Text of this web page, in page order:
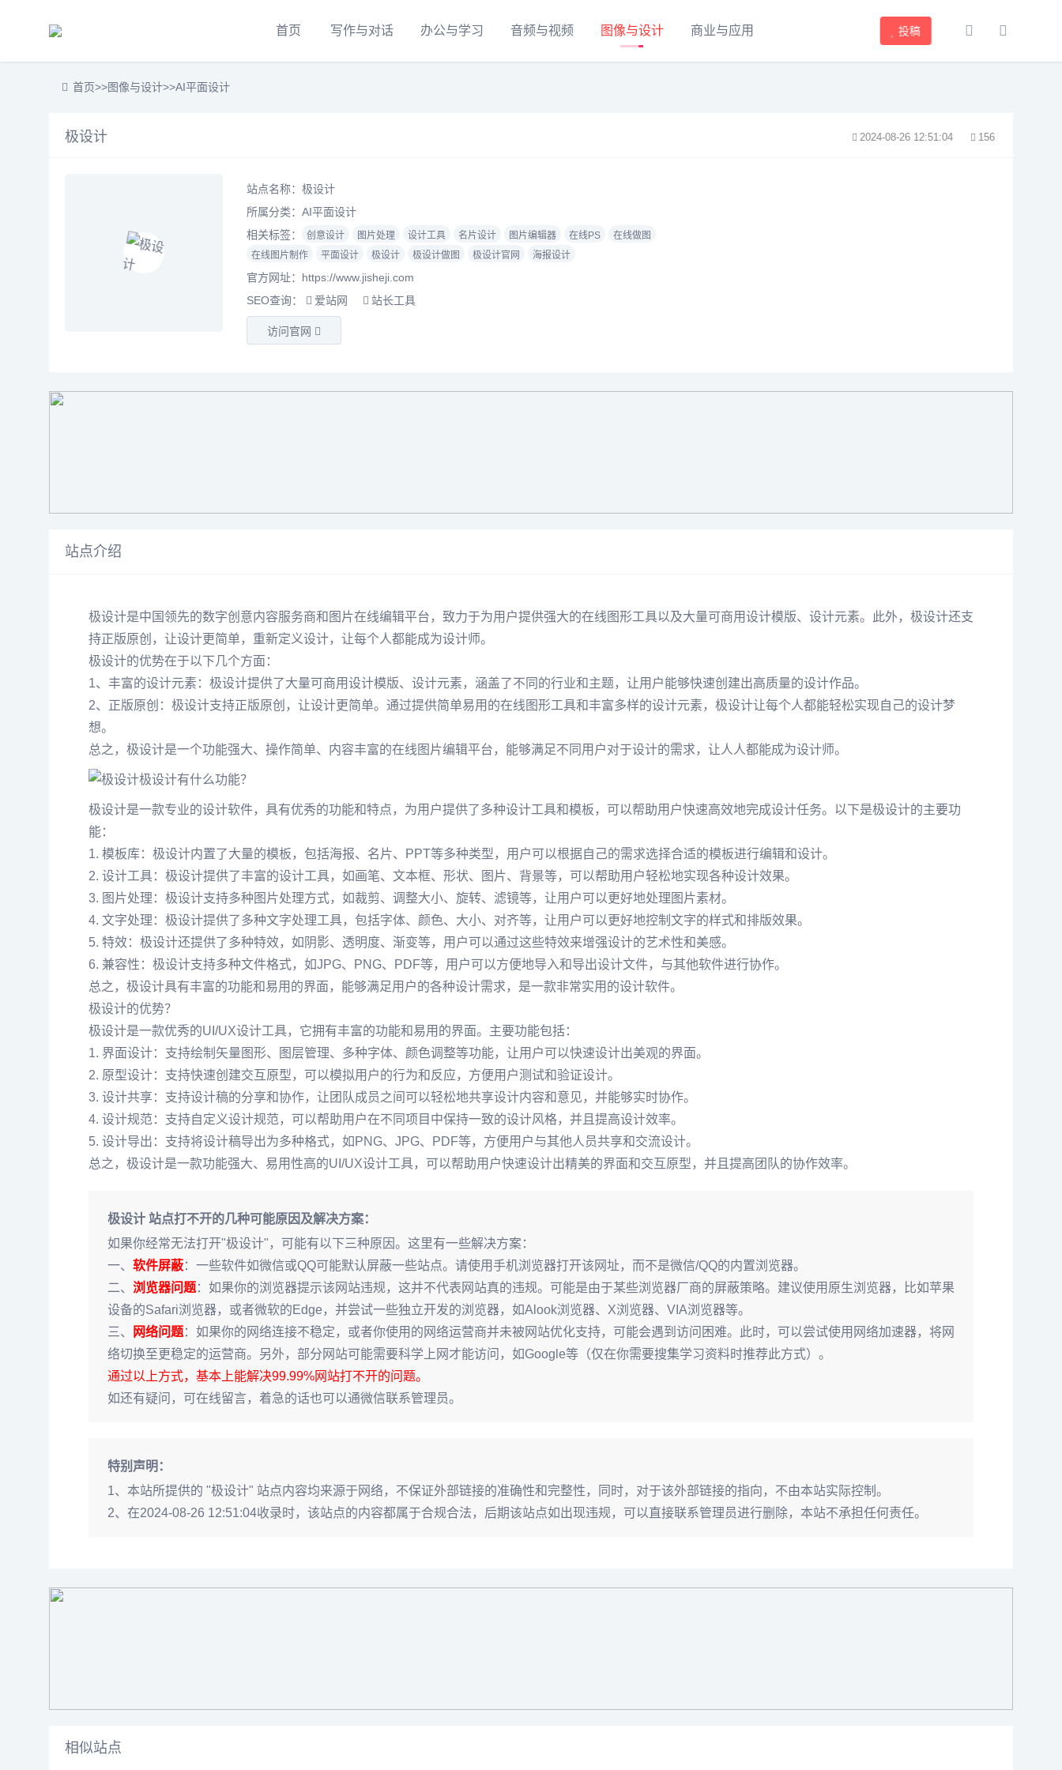
首页 写作与对话 办公与学习 音频与视频 图像与设计 商业与应用 投稿
首页>>图像与设计>>AI平面设计
极设计 2024-08-26 12:51:04 156
站点名称：极设计
所属分类： AI平面设计
相关标签：
创意设计 图片处理 设计工具 名片设计 图片编辑器 在线PS
在线做图
在线图片制作
平面设计 极设计 极设计做图 极设计官网 海报设计
官方网址：https://www.jisheji.com
SEO查询：
爱站网 站长工具
访问官网
站点介绍
极设计是中国领先的数字创意内容服务商和图片在线编辑平台，致力于为用户提供强大的在线图形工具以及大量可商用设计模版、设计元素。此外，极设计还支
持正版原创，让设计更简单，重新定义设计，让每个人都能成为设计师。
极设计的优势在于以下几个方面：
1、丰富的设计元素：极设计提供了大量可商用设计模版、设计元素，涵盖了不同的行业和主题，让用户能够快速创建出高质量的设计作品。
2、正版原创：极设计支持正版原创，让设计更简单。通过提供简单易用的在线图形工具和丰富多样的设计元素，极设计让每个人都能轻松实现自己的设计梦
想。
总之，极设计是一个功能强大、操作简单、内容丰富的在线图片编辑平台，能够满足不同用户对于设计的需求，让人人都能成为设计师。
极设计有什么功能？
极设计是一款专业的设计软件，具有优秀的功能和特点，为用户提供了多种设计工具和模板，可以帮助用户快速高效地完成设计任务。以下是极设计的主要功
能：
1. 模板库：极设计内置了大量的模板，包括海报、名片、PPT等多种类型，用户可以根据自己的需求选择合适的模板进行编辑和设计。
2. 设计工具：极设计提供了丰富的设计工具，如画笔、文本框、形状、图片、背景等，可以帮助用户轻松地实现各种设计效果。
3. 图片处理：极设计支持多种图片处理方式，如裁剪、调整大小、旋转、滤镜等，让用户可以更好地处理图片素材。
4. 文字处理：极设计提供了多种文字处理工具，包括字体、颜色、大小、对齐等，让用户可以更好地控制文字的样式和排版效果。
5. 特效：极设计还提供了多种特效，如阴影、透明度、渐变等，用户可以通过这些特效来增强设计的艺术性和美感。
6. 兼容性：极设计支持多种文件格式，如JPG、PNG、PDF等，用户可以方便地导入和导出设计文件，与其他软件进行协作。
总之，极设计具有丰富的功能和易用的界面，能够满足用户的各种设计需求，是一款非常实用的设计软件。
极设计的优势？
极设计是一款优秀的UI/UX设计工具，它拥有丰富的功能和易用的界面。主要功能包括：
1. 界面设计：支持绘制矢量图形、图层管理、多种字体、颜色调整等功能，让用户可以快速设计出美观的界面。
2. 原型设计：支持快速创建交互原型，可以模拟用户的行为和反应，方便用户测试和验证设计。
3. 设计共享：支持设计稿的分享和协作，让团队成员之间可以轻松地共享设计内容和意见，并能够实时协作。
4. 设计规范：支持自定义设计规范，可以帮助用户在不同项目中保持一致的设计风格，并且提高设计效率。
5. 设计导出：支持将设计稿导出为多种格式，如PNG、JPG、PDF等，方便用户与其他人员共享和交流设计。
总之，极设计是一款功能强大、易用性高的UI/UX设计工具，可以帮助用户快速设计出精美的界面和交互原型，并且提高团队的协作效率。
极设计 站点打不开的几种可能原因及解决方案：
如果你经常无法打开"极设计"，可能有以下三种原因。这里有一些解决方案：
一、 软件屏蔽：一些软件如微信或QQ可能默认屏蔽一些站点。请使用手机浏览器打开该网址，而不是微信/QQ的内置浏览器。
二、 浏览器问题：如果你的浏览器提示该网站违规，这并不代表网站真的违规。可能是由于某些浏览器厂商的屏蔽策略。建议使用原生浏览器，比如苹果
设备的Safari浏览器，或者微软的Edge，并尝试一些独立开发的浏览器，如Alook浏览器、X浏览器、VIA浏览器等。
三、
网络问题：如果你的网络连接不稳定，或者你使用的网络运营商并未被网站优化支持，可能会遇到访问困难。此时，可以尝试使用网络加速器，将网
络切换至更稳定的运营商。另外，部分网站可能需要科学上网才能访问，如Google等（仅在你需要搜集学习资料时推荐此方式）。
通过以上方式，基本上能解决99.99%网站打不开的问题。
如还有疑问，可在线留言，着急的话也可以通微信联系管理员。
特别声明：
1、本站所提供的 "极设计" 站点内容均来源于网络，不保证外部链接的准确性和完整性，同时，对于该外部链接的指向，不由本站实际控制。
2、在2024-08-26 12:51:04收录时，该站点的内容都属于合规合法，后期该站点如出现违规，可以直接联系管理员进行删除，本站不承担任何责任。
相似站点